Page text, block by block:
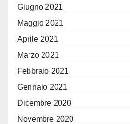
Giugno 2021
Maggio 2021
Aprile 2021
Marzo 2021
Febbraio 2021
Gennaio 2021
Dicembre 2020
Novembre 2020